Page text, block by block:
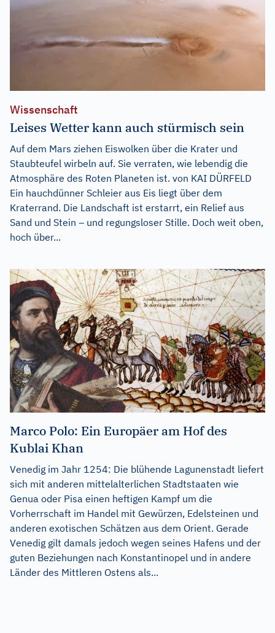
Wissenschaft
Leises Wetter kann auch stürmisch sein
Auf dem Mars ziehen Eiswolken über die Krater und
Staubteufel wirbeln auf. Sie verraten, wie lebendig die
Atmosphäre des Roten Planeten ist. von KAI DÜRFELD
Ein hauchdünner Schleier aus Eis liegt über dem
Kraterrand. Die Landschaft ist erstarrt, ein Relief aus
Sand und Stein – und regungsloser Stille. Doch weit oben,
hoch über...
Marco Polo: Ein Europäer am Hof des
Kublai Khan
Venedig im Jahr 1254: Die blühende Lagunenstadt liefert
sich mit anderen mittelalterlichen Stadtstaaten wie
Genua oder Pisa einen heftigen Kampf um die
Vorherrschaft im Handel mit Gewürzen, Edelsteinen und
anderen exotischen Schätzen aus dem Orient. Gerade
Venedig gilt damals jedoch wegen seines Hafens und der
guten Beziehungen nach Konstantinopel und in andere
Länder des Mittleren Ostens als...